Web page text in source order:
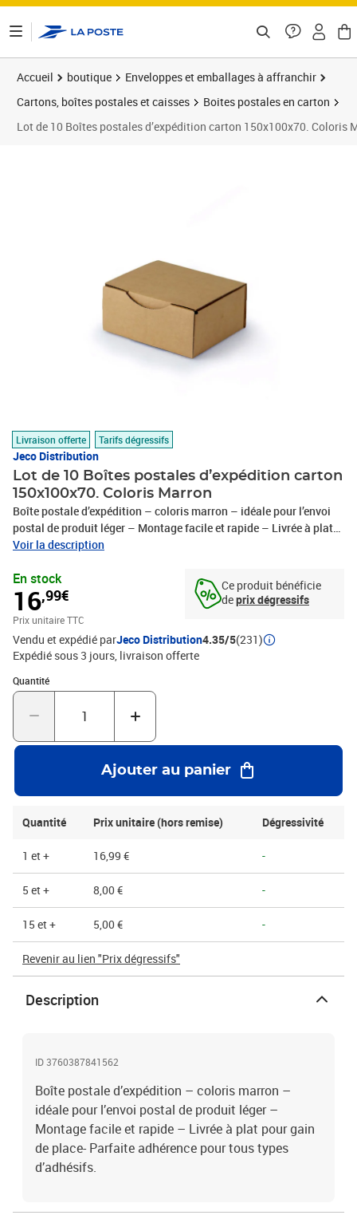
Accueil boutique
Enveloppes et emballages à affranchir
Cartons, boîtes postales et caisses
Boites postales en carton
Lot de 10 Boîtes postales d’expédition carton 150x100x70. Coloris
Livraison offerte Tarifs dégressifs
Jeco Distribution
Lot de 10 Boîtes postales d’expédition carton
150x100x70. Coloris Marron
Boîte postale d’expédition – coloris marron – idéale pour l’envoi
postal de produit léger – Montage facile et rapide – Livrée à plat
pour gain de place- Parfaite adhérence pour tous types d’adhésifs.
Voir la description
En stock
16,99€
Prix unitaire TTC
Vendu et expédié parJeco Distribution4.35/5(231)
Expédié sous 3 jours livraison offerte
Ce produit bénéficie
deprix dégressifs
Quantité
Quantité : 1
Ajouter au panier
Quantité Prix unitaire (hors remise) Dégressivité
1 et + 16,99 € -
5 et + 8,00 € -
15 et + 5,00 € -
Revenir au lien "Prix dégressifs"
Description
ID 3760387841562
Boîte postale d’expédition – coloris marron –
idéale pour l’envoi postal de produit léger –
Montage facile et rapide – Livrée à plat pour gain
de place- Parfaite adhérence pour tous types
d’adhésifs.